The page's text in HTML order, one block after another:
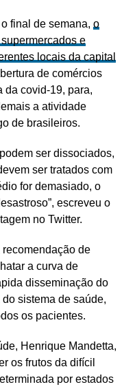
final de semana, o
e
locais da capital
de comércios
da covid-19, para,
a atividade
de brasileiros.
ser dissociados,
ser tratados com
for demasiado, o
escreveu o
no Twitter.
de
a curva de
disseminação do
sistema de saúde,
os pacientes.
Henrique Mandetta,
os frutos da difícil
por estados